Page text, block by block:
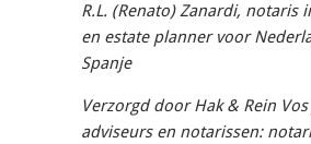
R.L. (Renato) Zanardi, notaris
en estate planner voor
Spanje
Verzorgd door Hak & Rein
adviseurs en notarissen: